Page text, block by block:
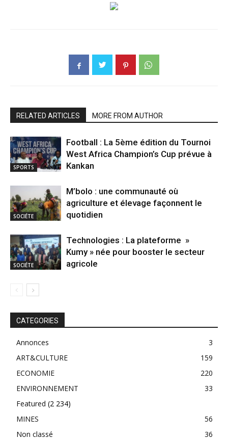
RELATED ARTICLES MORE FROM AUTHOR
SPORTS
Football : La 5ème édition du Tournoi
West Africa Champion’s Cup prévue à
Kankan
SOCIÉTE
M’bolo : une communauté où
agriculture et élevage façonnent le
quotidien
SOCIÉTE
Technologies : La plateforme »
Kumy » née pour booster le secteur
agricole
CATEGORIES
Annonces
3
ART&CULTURE
159
ECONOMIE
220
ENVIRONNEMENT
33
Featured (2 234)
MINES
56
Non classé
36